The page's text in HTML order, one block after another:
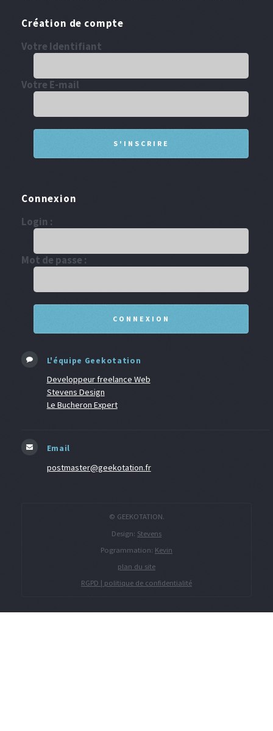
Création de compte
Votre Identifiant
Votre E-mail
Connexion
Login :
Mot de passe :
L'équipe Geekotation
Developpeur freelance Web
Stevens Design
Le Bucheron Expert
Email
postmaster@geekotation.fr
© GEEKOTATION.
Design: Stevens
Pogrammation: Kevin
plan du site
RGPD | politique de confidentialité